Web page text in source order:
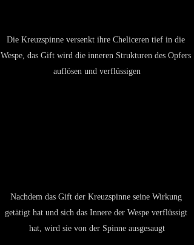
Die Kreuzspinne versenkt ihre Cheliceren tief in die
Wespe, das Gift wird die inneren Strukturen des Opfers
auflösen und verflüssigen
Nachdem das Gift der Kreuzspinne seine Wirkung
getätigt hat und sich das Innere der Wespe verflüssigt
hat, wird sie von der Spinne ausgesaugt